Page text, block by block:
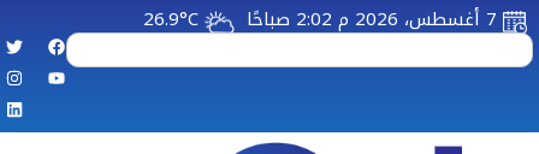
7 أغسطس، 2026 م 2:02 صباحًا 26.9°C